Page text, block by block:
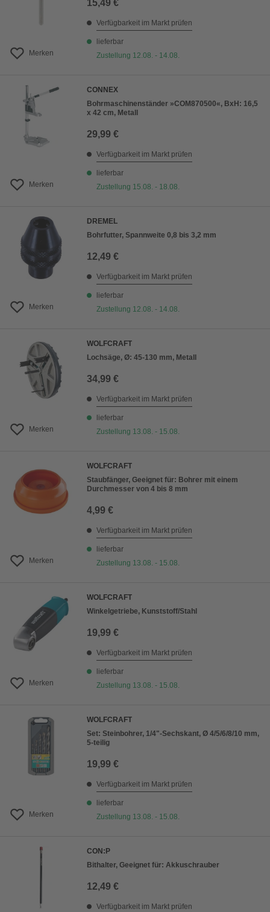
Merken
15,49 €
Verfügbarkeit im Markt prüfen
lieferbar
Zustellung 12.08. - 14.08.
Merken
CONNEX
Bohrmaschinenständer »COM870500«, BxH: 16,5
x 42 cm, Metall
29,99 €
Verfügbarkeit im Markt prüfen
lieferbar
Zustellung 15.08. - 18.08.
Merken
DREMEL
Bohrfutter, Spannweite 0,8 bis 3,2 mm
12,49 €
Verfügbarkeit im Markt prüfen
lieferbar
Zustellung 12.08. - 14.08.
Merken
WOLFCRAFT
Lochsäge, Ø: 45-130 mm, Metall
34,99 €
Verfügbarkeit im Markt prüfen
lieferbar
Zustellung 13.08. - 15.08.
Merken
WOLFCRAFT
Staubfänger, Geeignet für: Bohrer mit einem
Durchmesser von 4 bis 8 mm
4,99 €
Verfügbarkeit im Markt prüfen
lieferbar
Zustellung 13.08. - 15.08.
Merken
WOLFCRAFT
Winkelgetriebe, Kunststoff/Stahl
19,99 €
Verfügbarkeit im Markt prüfen
lieferbar
Zustellung 13.08. - 15.08.
Merken
WOLFCRAFT
Set: Steinbohrer, 1/4"-Sechskant, Ø 4/5/6/8/10 mm,
5-teilig
19,99 €
Verfügbarkeit im Markt prüfen
lieferbar
Zustellung 13.08. - 15.08.
CON:P
Bithalter, Geeignet für: Akkuschrauber
12,49 €
Verfügbarkeit im Markt prüfen